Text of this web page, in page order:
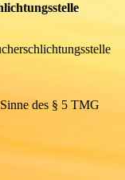
des § 5 TMG